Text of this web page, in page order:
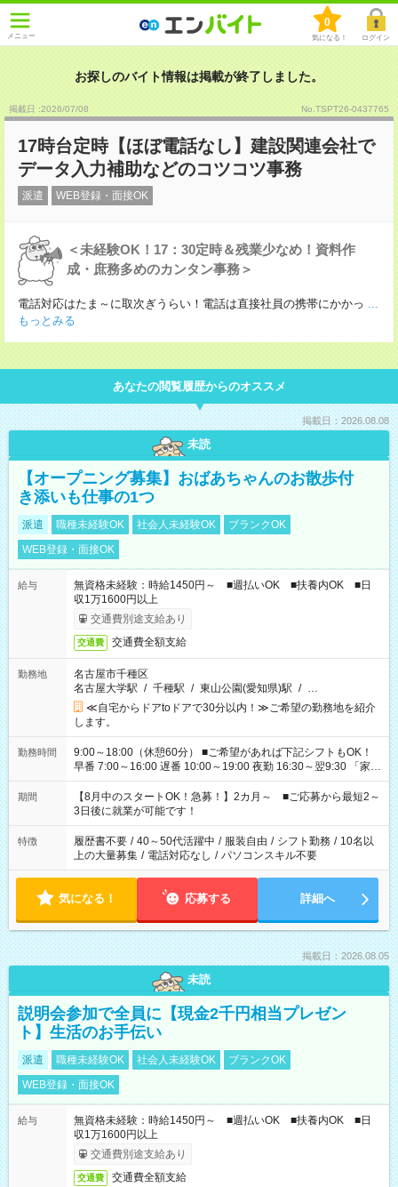
メニュー
0
気になる！ ログイン
お探しのバイト情報は掲載が終了しました。
掲載日 :2026/07/08 No.TSPT26-0437765
17時台定時【ほぼ電話なし】建設関連会社で
データ入力補助などのコツコツ事務
派遣 WEB登録・面接OK
＜未経験OK！17：30定時＆残業少なめ！資料作
成・庶務多めのカンタン事務＞
電話対応はたま～に取次ぎうらい！電話は直接社員の携帯にかかっ ...
もっとみる
あなたの閲覧履歴からのオススメ
掲載日：2026.08.08
未読
【オープニング募集】おばあちゃんのお散歩付
き添いも仕事の1つ
派遣 職種未経験OK 社会人未経験OK
ブランクOK
WEB登録・面接OK
給与
無資格未経験：時給1450円～ ■週払いOK ■扶養内OK ■日
収1万1600円以上
交通費別途支給あり
交通費 交通費全額支給
勤務地
名古屋市千種区
名古屋大学駅 / 千種駅 / 東山公園(愛知県)駅 / …
≪自宅からドアtoドアで30分以内！≫ご希望の勤務地を紹介
します。
勤務時間
9:00～18:00（休憩60分） ■ご希望があれば下記シフトもOK！
早番 7:00～16:00 遅番 10:00～19:00 夜勤 16:30～翌9:30 「家族
と休みを合わせたい」 「余裕を持って夕飯の準備がしたい」
「できれば残業はしたくない」 など、ご希望を教えてください
ね。 ※Wワーク希望の方へ 今ご覧のお仕事で希望する勤務時間
と、もう1つのお仕事の勤務時間。 合計で週40時間を超える場
合は応募できません。
期間
【8月中のスタートOK！急募！】2カ月～ ■ご応募から最短2～
3日後に就業が可能です！
特徴 履歴書不要 / 40～50代活躍中 / 服装自由 / シフト勤務 / 10名以
上の大量募集 / 電話対応なし / パソコンスキル不要
気になる！ 応募する 詳細へ
掲載日：2026.08.05
未読
説明会参加で全員に【現金2千円相当プレゼン
ト】生活のお手伝い
派遣 職種未経験OK 社会人未経験OK
ブランクOK
WEB登録・面接OK
給与
無資格未経験：時給1450円～ ■週払いOK ■扶養内OK ■日
収1万1600円以上
交通費別途支給あり
交通費 交通費全額支給